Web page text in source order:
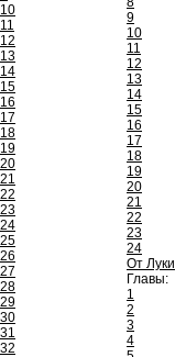
10
11
12
13
14
15
16
17
18
19
20
21
22
23
24
25
26
27
28
29
30
31
32
9
10
11
12
13
14
15
16
17
18
19
20
21
22
23
24
От Луки
Главы:
1
2
3
4